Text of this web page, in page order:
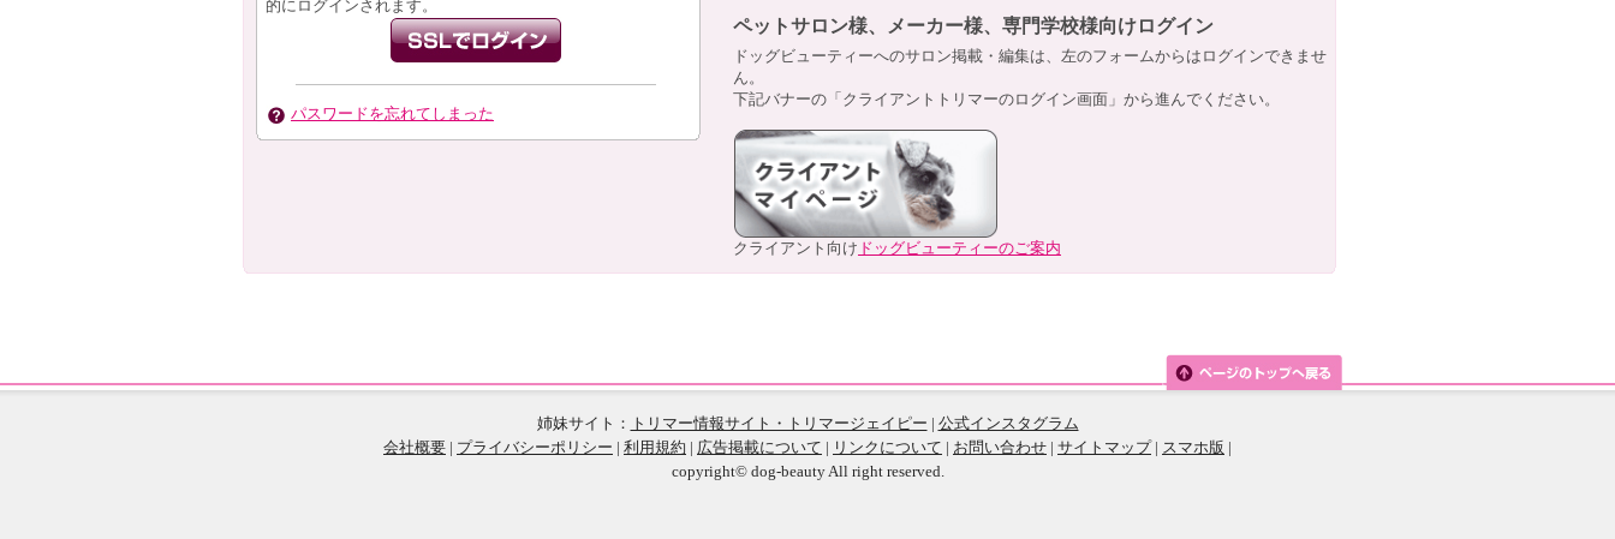
的にログインされます。
パスワードを忘れてしまった
ペットサロン様、メーカー様、専門学校様向けログイン
ドッグビューティーへのサロン掲載・編集は、左のフォームからはログインできませ
ん。
下記バナーの「クライアントトリマーのログイン画面」から進んでください。
クライアント向け ドッグビューティーのご案内
姉妹サイト： トリマー情報サイト・トリマージェイピー | 公式インスタグラム
会社概要 | プライバシーポリシー | 利用規約 | 広告掲載について | リンクについて | お問い合わせ | サイトマップ| スマホ版 |
copyright© dog-beauty All right reserved.